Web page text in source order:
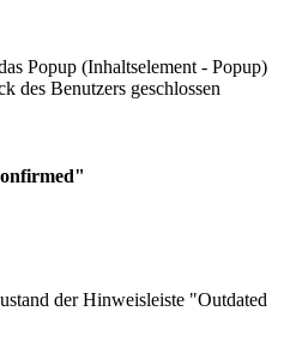
Popup (Inhaltselement - Popup)
des Benutzers geschlossen
der Hinweisleiste "Outdated